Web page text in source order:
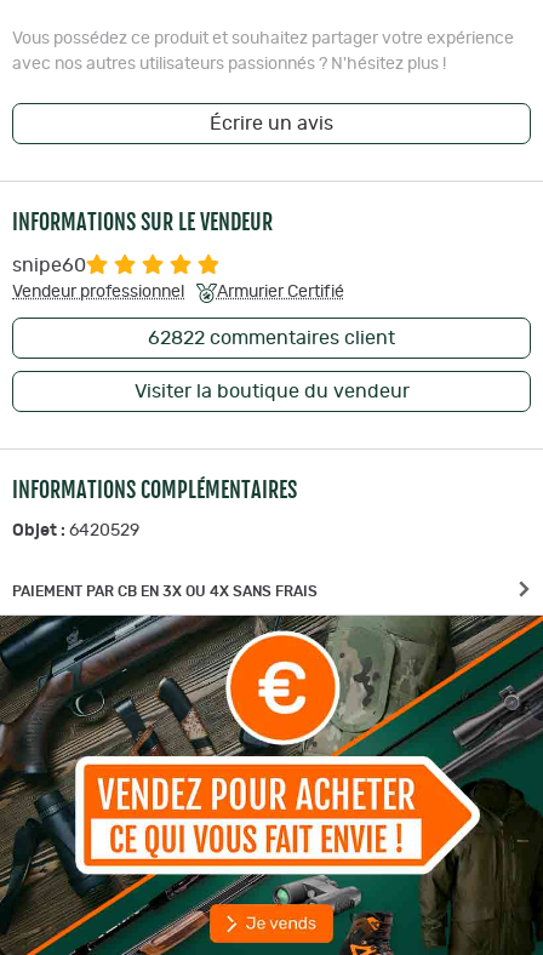
Vous possédez ce produit et souhaitez partager votre expérience
avec nos autres utilisateurs passionnés ? N'hésitez plus !
Écrire un avis
INFORMATIONS SUR LE VENDEUR
snipe60
Vendeur professionnel Armurier Certifié
62822 commentaires client
Visiter la boutique du vendeur
INFORMATIONS COMPLÉMENTAIRES
Objet : 6420529
PAIEMENT PAR CB EN 3X OU 4X SANS FRAIS